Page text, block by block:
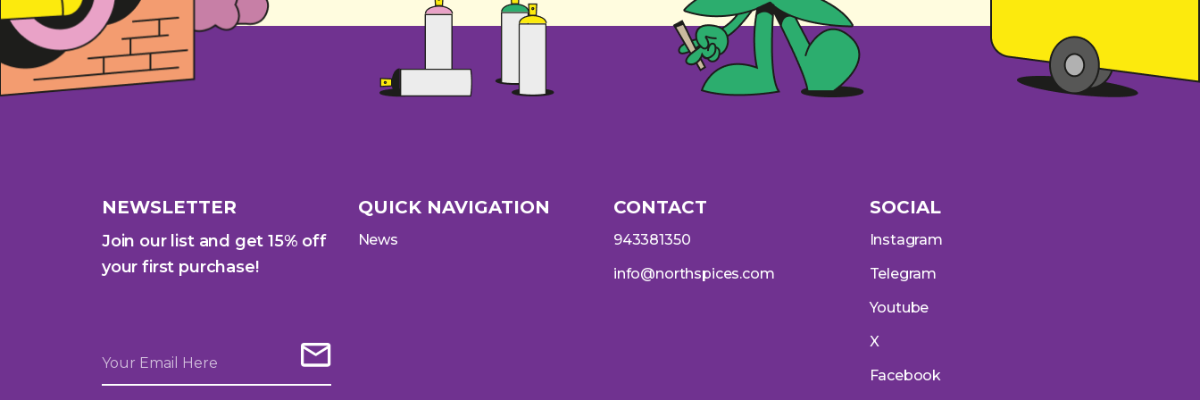
NEWSLETTER
Join our list and get 15% off
your first purchase!
QUICK NAVIGATION
News
CONTACT
943381350
info@northspices.com
SOCIAL
Instagram
Telegram
Youtube
X
Facebook